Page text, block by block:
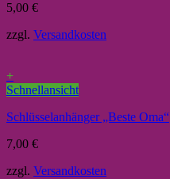
5,00 €
zzgl. Versandkosten
+
Schnellansicht
Schlüsselanhänger „Beste Oma“
7,00 €
zzgl. Versandkosten